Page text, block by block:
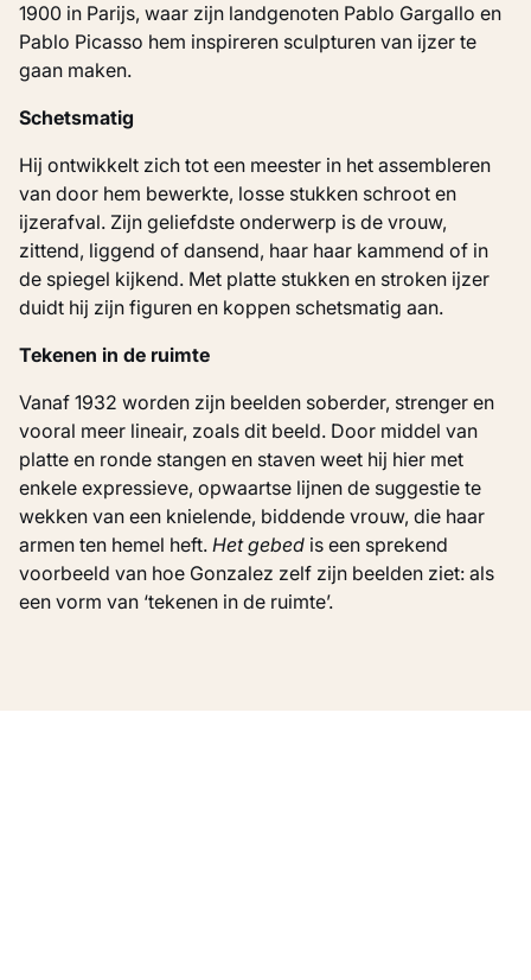
1900 in Parijs, waar zijn landgenoten Pablo Gargallo en
Pablo Picasso hem inspireren sculpturen van ijzer te
gaan maken.
Schetsmatig
Hij ontwikkelt zich tot een meester in het assembleren
van door hem bewerkte, losse stukken schroot en
ijzerafval. Zijn geliefdste onderwerp is de vrouw,
zittend, liggend of dansend, haar haar kammend of in
de spiegel kijkend. Met platte stukken en stroken ijzer
duidt hij zijn figuren en koppen schetsmatig aan.
Tekenen in de ruimte
Vanaf 1932 worden zijn beelden soberder, strenger en
vooral meer lineair, zoals dit beeld. Door middel van
platte en ronde stangen en staven weet hij hier met
enkele expressieve, opwaartse lijnen de suggestie te
wekken van een knielende, biddende vrouw, die haar
armen ten hemel heft. Het gebed is een sprekend
voorbeeld van hoe Gonzalez zelf zijn beelden ziet: als
een vorm van ‘tekenen in de ruimte’.